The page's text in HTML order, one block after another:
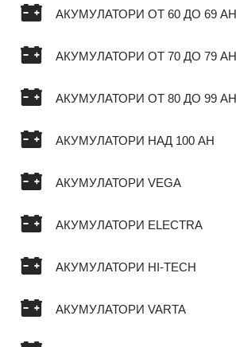
АКУМУЛАТОРИ ОТ 60 ДО 69 AH
АКУМУЛАТОРИ ОТ 70 ДО 79 AH
АКУМУЛАТОРИ ОТ 80 ДО 99 AH
АКУМУЛАТОРИ НАД 100 AH
АКУМУЛАТОРИ VEGA
АКУМУЛАТОРИ ELECTRA
АКУМУЛАТОРИ HI-TECH
АКУМУЛАТОРИ VARTA